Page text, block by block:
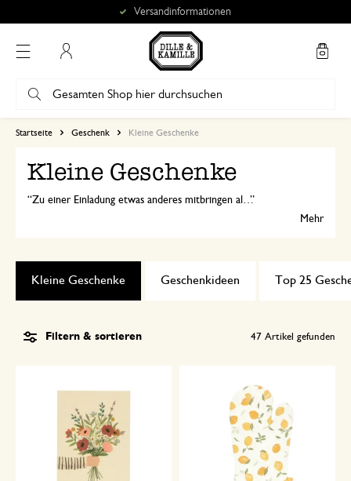
Versandinformationen
Startseite Geschenk Kleine Geschenke
Kleine Geschenke
Zu einer Einladung etwas anderes mitbringen als Blumen oder Wein? Ein Dankschön für die Menschen, die die Zeitung oder die Post bringen? Hier finden Sie viele Ideen für Mitbringsel und kleine Geschenke.
Mehr
Geschenkideen Top 25
Kleine Geschenke
Filtern & sortieren 47 Artikel gefunden